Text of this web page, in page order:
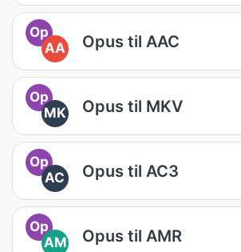
Op
AA
Opus til AAC
Op
MK
Opus til MKV
Op
AC
Opus til AC3
Op
AM
Opus til AMR